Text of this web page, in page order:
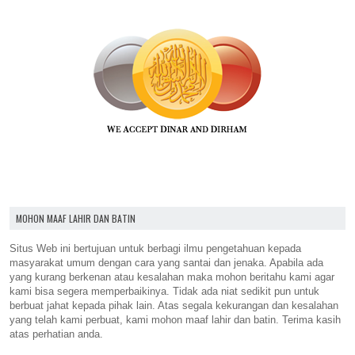
MOHON MAAF LAHIR DAN BATIN
Situs Web ini bertujuan untuk berbagi ilmu pengetahuan kepada
masyarakat umum dengan cara yang santai dan jenaka. Apabila ada
yang kurang berkenan atau kesalahan maka mohon beritahu kami agar
kami bisa segera memperbaikinya. Tidak ada niat sedikit pun untuk
berbuat jahat kepada pihak lain. Atas segala kekurangan dan kesalahan
yang telah kami perbuat, kami mohon maaf lahir dan batin. Terima kasih
atas perhatian anda.